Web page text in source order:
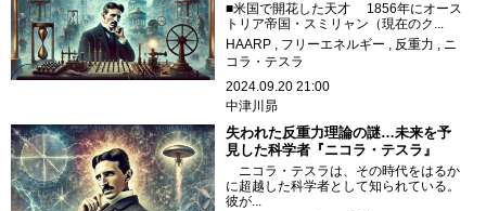
■米国で開花した天才 1856年にオース
トリア帝国・スミリャン（現在のク...
HAARP
フリーエネルギー 反重力
ニ
コラ・テスラ
2024.09.20 21:00
中津川昴
失われた反重力理論の謎…未来を予
見した科学者『ニコラ・テスラ』
ニコラ・テスラは、その時代をはるか
に超越した科学者として知られている。
彼が...